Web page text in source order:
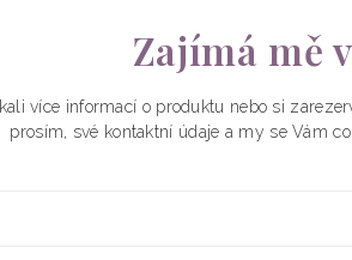
Zajímá mě
více informací o produktu nebo si
prosím, své kontaktní údaje a my se Vám